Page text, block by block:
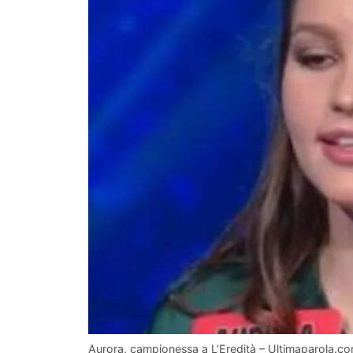
Aurora, campionessa a L’Eredità –